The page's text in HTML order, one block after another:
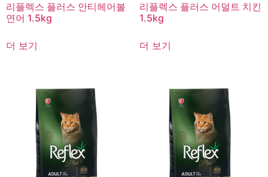
리플렉스 플러스 안티헤어볼
연어 1.5kg
더 보기
리플렉스 플러스 어덜트 치킨
1.5kg
더 보기